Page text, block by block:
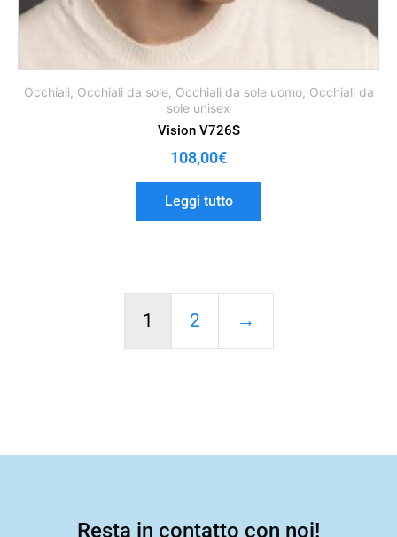
Occhiali, Occhiali da sole, Occhiali da sole uomo, Occhiali da
sole unisex
Vision V726S
108,00€
Leggi tutto
1 2 →
Resta in contatto con noi!